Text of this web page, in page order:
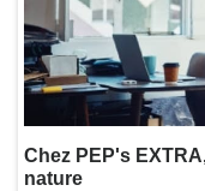
Chez PEP's
nature